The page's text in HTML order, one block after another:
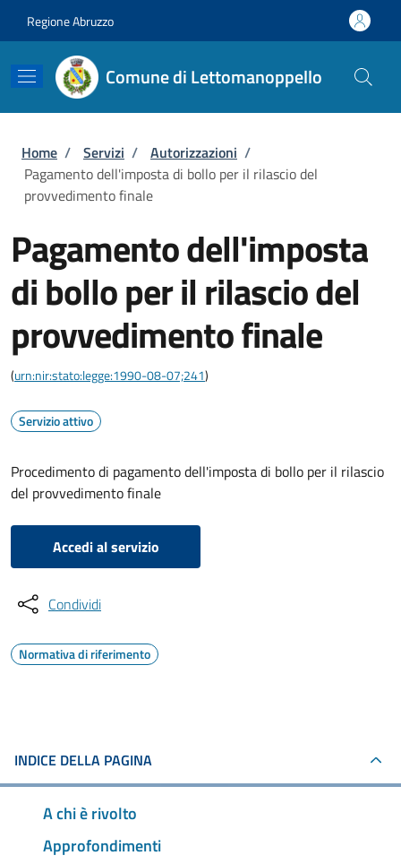
Regione Abruzzo
Comune di Lettomanoppello
Briciole di pane
Home / Servizi / Autorizzazioni /
Pagamento dell'imposta di bollo per il rilascio del
provvedimento finale
Pagamento dell'imposta
di bollo per il rilascio del
provvedimento finale
(urn:nir:stato:legge:1990-08-07;241)
Servizio attivo
Procedimento di pagamento dell'imposta di bollo per il rilascio
del provvedimento finale
Accedi al servizio
Condividi
Normativa di riferimento
INDICE DELLA PAGINA
A chi è rivolto
Approfondimenti